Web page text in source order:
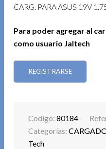
CARG. PARA ASUS 19V
Para poder agregar al
como usuario Jaltech
REGISTRARSE
Codigo:80184
Categorías:
Tech